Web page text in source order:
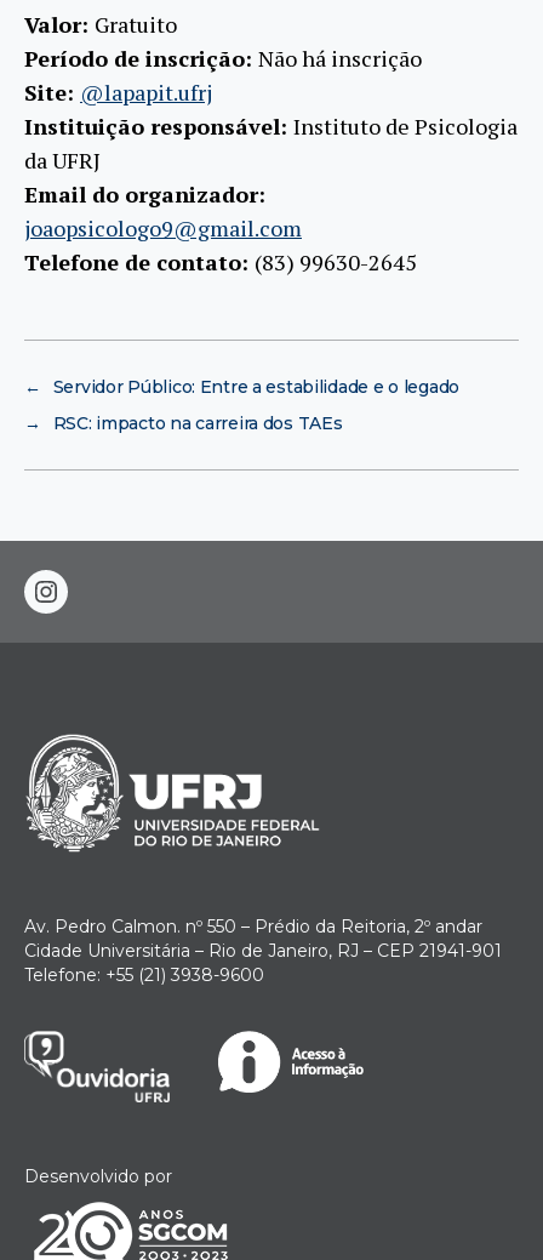
Valor: Gratuito
Período de inscrição: Não há inscrição
Site: @lapapit.ufrj
Instituição responsável: Instituto de Psicologia
da UFRJ
Email do organizador:
joaopsicologo9@gmail.com
Telefone de contato: (83) 99630-2645
←
Servidor Público: Entre a estabilidade e o legado
→
RSC: impacto na carreira dos TAEs
instagram
Av. Pedro Calmon. nº 550 – Prédio da Reitoria, 2º andar
Cidade Universitária – Rio de Janeiro, RJ – CEP 21941-901
Telefone: +55 (21) 3938-9600
Desenvolvido por